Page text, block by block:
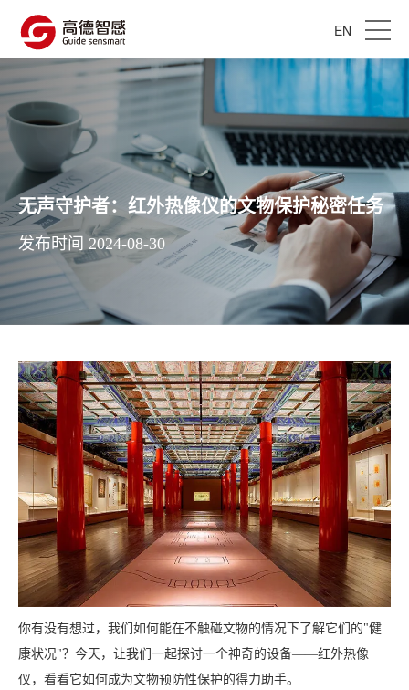
EN
无声守护者：红外热像仪的文物保护秘密任务
发布时间 2024-08-30
你有没有想过，我们如何能在不触碰文物的情况下了解它们的"健
康状况"？今天，让我们一起探讨一个神奇的设备——红外热像
仪，看看它如何成为文物预防性保护的得力助手。